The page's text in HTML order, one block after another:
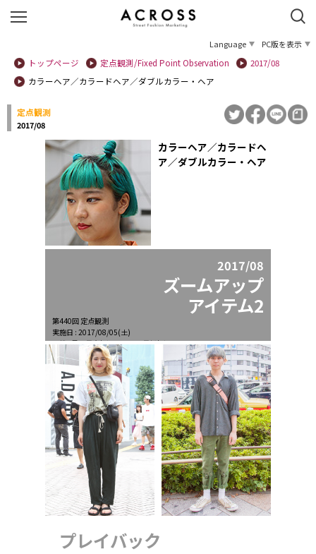
Language
PC版を表示
トップページ
定点観測/Fixed Point Observation
2017/08
カラーヘア／カラードヘア／ダブルカラー・ヘア
定点観測
2017/08
カラーヘア／カラードヘ
ア／ダブルカラー・ヘア
2017/08
ズームアップ
アイテム2
第440回 定点観測
実施日 : 2017/08/05(土)
天候 : 曇、最高気温31.9℃、最低気温24.6℃
プレイバック